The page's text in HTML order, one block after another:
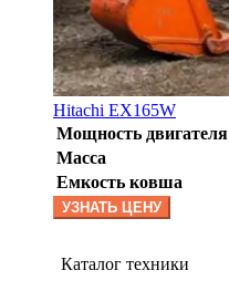
Hitachi EX165W
Мощность двигателя
Масса
Емкость ковша
УЗНАТЬ ЦЕНУ
Каталог техники